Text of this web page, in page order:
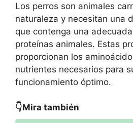
Los perros son animales
naturaleza y necesitan una
que contenga una
proteínas animales. Estas
proporcionan los
nutrientes necesarios para
funcionamiento óptimo.
👇Mira también